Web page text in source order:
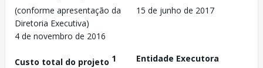
(conforme apresentação da
Diretoria Executiva)
4 de novembro de 2016
15 de junho de 2017
Custo total do projeto 1
Entidade Executora